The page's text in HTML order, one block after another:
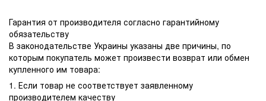
Гарантия от производителя согласно гарантийному
обязательству
В законодательстве Украины указаны две причины, по
которым покупатель может произвести возврат или обмен
купленного им товара:
1. Если товар не соответствует заявленному
производителем качеству